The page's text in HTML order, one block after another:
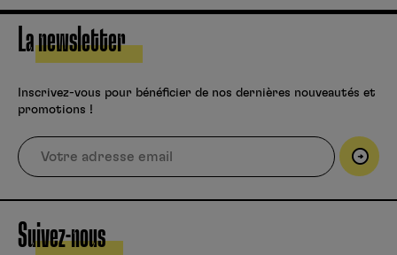
La newsletter
Inscrivez-vous pour bénéficier de nos dernières nouveautés et
promotions !
Suivez-nous